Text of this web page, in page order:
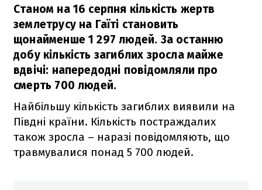
Станом на 16 серпня кількість жертв
землетрусу на Гаїті становить
щонайменше 1 297 людей. За останню
добу кількість загиблих зросла майже
вдвічі: напередодні повідомляли про
смерть 700 людей.
Найбільшу кількість загиблих виявили на
Півдні країни. Кількість постраждалих
також зросла – наразі повідомляють, що
травмувалися понад 5 700 людей.